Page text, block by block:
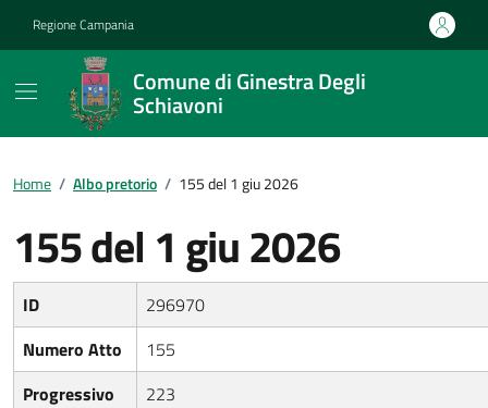
Regione Campania
Comune di Ginestra Degli
Schiavoni
Home / Albo pretorio / 155 del 1 giu 2026
155 del 1 giu 2026
ID
296970
Numero Atto
155
Progressivo
223